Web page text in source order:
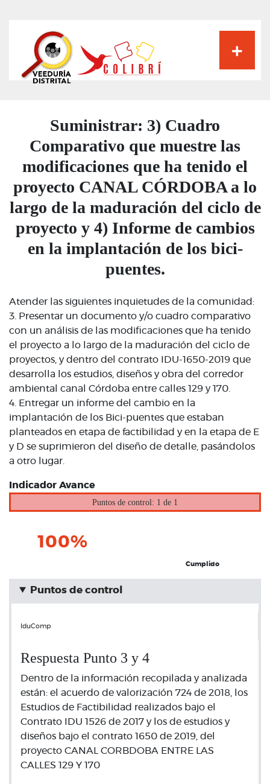
principal
Suministrar: 3) Cuadro
Comparativo que muestre las
modificaciones que ha tenido el
proyecto CANAL CÓRDOBA a lo
largo de la maduración del ciclo de
proyecto y 4) Informe de cambios
en la implantación de los bici-
puentes.
Atender las siguientes inquietudes de la comunidad:
3. Presentar un documento y/o cuadro comparativo
con un análisis de las modificaciones que ha tenido
el proyecto a lo largo de la maduración del ciclo de
proyectos, y dentro del contrato IDU-1650-2019 que
desarrolla los estudios, diseños y obra del corredor
ambiental canal Córdoba entre calles 129 y 170.
4. Entregar un informe del cambio en la
implantación de los Bici-puentes que estaban
planteados en etapa de factibilidad y en la etapa de E
y D se suprimieron del diseño de detalle, pasándolos
a otro lugar.
Indicador Avance
Puntos de control: 1 de 1
100%
Cumplido
Puntos de control
IduComp
Respuesta Punto 3 y 4
Dentro de la información recopilada y analizada
están: el acuerdo de valorización 724 de 2018, los
Estudios de Factibilidad realizados bajo el
Contrato IDU 1526 de 2017 y los de estudios y
diseños bajo el contrato 1650 de 2019, del
proyecto CANAL CORBDOBA ENTRE LAS
CALLES 129 Y 170